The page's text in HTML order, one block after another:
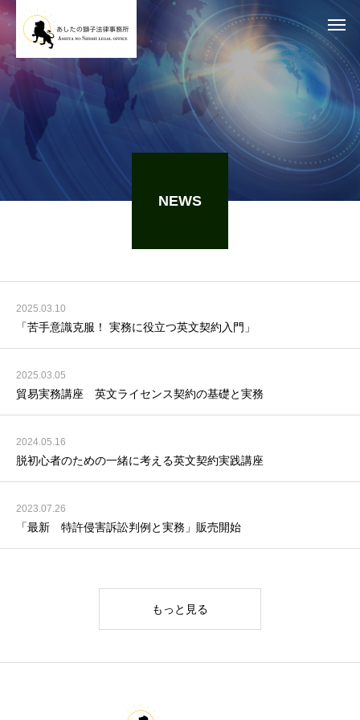
NEWS
2025.03.10
「苦手意識克服！ 実務に役立つ英文契約入門」
2025.03.05
貿易実務講座 英文ライセンス契約の基礎と実務
2024.05.16
脱初心者のための一緒に考える英文契約実践講座
2023.07.26
「最新 特許侵害訴訟判例と実務」販売開始
もっと見る